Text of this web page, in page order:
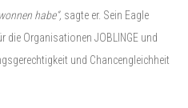
habe“, sagte er. Sein Eagle
die Organisationen JOBLINGE und
und Chancengleichheit